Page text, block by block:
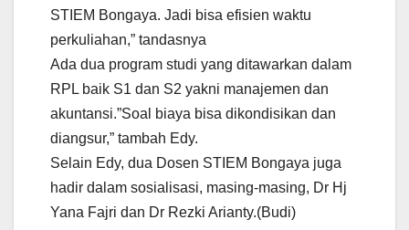
STIEM Bongaya. Jadi bisa efisien waktu
perkuliahan,” tandasnya
Ada dua program studi yang ditawarkan dalam
RPL baik S1 dan S2 yakni manajemen dan
akuntansi.”Soal biaya bisa dikondisikan dan
diangsur,” tambah Edy.
Selain Edy, dua Dosen STIEM Bongaya juga
hadir dalam sosialisasi, masing-masing, Dr Hj
Yana Fajri dan Dr Rezki Arianty.(Budi)